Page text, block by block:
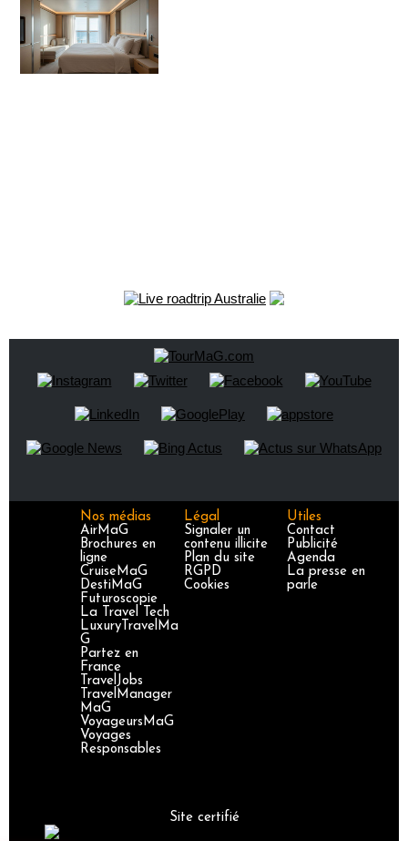
Nos médias
AirMaG
Brochures en
ligne
CruiseMaG
DestiMaG
Futuroscopie
La Travel Tech
LuxuryTravelMa
G
Partez en
France
TravelJobs
TravelManager
MaG
VoyageursMaG
Voyages
Responsables
Légal
Signaler un
contenu illicite
Plan du site
RGPD
Cookies
Utiles
Contact
Publicité
Agenda
La presse en
parle
Site certifié